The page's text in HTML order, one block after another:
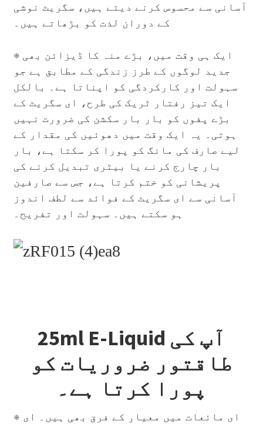
آسانی سے محسوس کرنے دیتے ہیں، سگریٹ نوشی
کے دوران لذت کو بڑھاتے ہیں۔
※ ایک ہی وقت میں، بڑے منہ کا ڈیزائن بھی
جدید لوگوں کے طرز زندگی کے مطابق ہے جو
سہولت اور کارکردگی کو اپناتا ہے۔ بالکل
ایک تیز رفتار ٹریک کی طرح، ای سگریٹ کے
بڑے پفوں کو بار بار سکشن کی ضرورت نہیں
ہوتی۔ یہ ایک وقت میں دھوئیں کی مقدار کے
لیے صارف کی مانگ کو پورا کر سکتا ہے، بار
بار چارج کرنے یا بیٹری تبدیل کرنے کی
پریشانی کو ختم کرتا ہے، جس سے صارفین
آسانی سے ای سگریٹ کے فوائد سے لطف اندوز
ہو سکتے ہیں۔ سہولت اور تفریح۔
25ml E-Liquid آپ کی
طاقتور ضروریات کو
پورا کرتا ہے۔
※ ای مائعات میں معیار کے فرق بھی ہیں۔ ای